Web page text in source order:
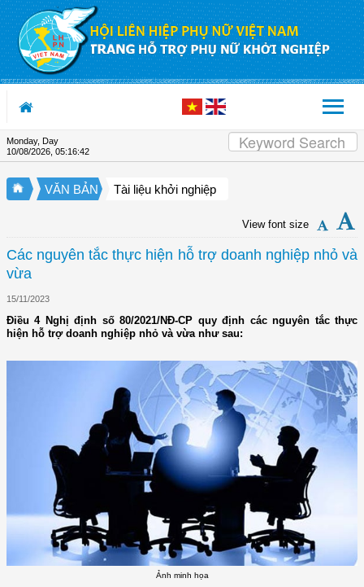
Skip to Content
Monday, Day
10/08/2026 05:16:42
VĂN BẢN Tài liệu khởi nghiệp
View font size
Các nguyên tắc thực hiện hỗ trợ doanh nghiệp nhỏ và
vừa
15/11/2023
Điều 4 Nghị định số 80/2021/NĐ-CP quy định các nguyên tắc thực
hiện hỗ trợ doanh nghiệp nhỏ và vừa như sau:
Ảnh minh họa